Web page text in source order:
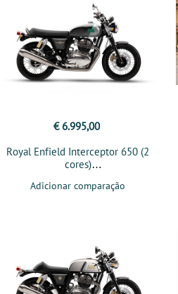
€ 6.995,00
Royal Enfield Interceptor 650 (2
cores)
Adicionar comparação